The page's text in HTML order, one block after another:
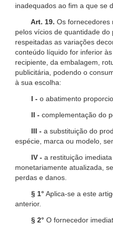
inadequados ao fim a que se
Art. 19. Os fornecedores
pelos vícios de quantidade do
respeitadas as variações
conteúdo líquido for inferior
recipiente, da embalagem,
publicitária, podendo o
à sua escolha:
I - o abatimento
II - complementação do
III - a substituição do
espécie, marca ou modelo,
IV - a restituição
monetariamente atualizada,
perdas e danos.
§ 1° Aplica-se a este
anterior.
§ 2° O fornecedor